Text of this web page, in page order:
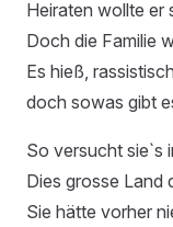
Heiraten wollte er
Doch die Familie
Es hieß,
doch sowas gibt
So versucht sie`s
Dies grosse Land
Sie hätte vorher